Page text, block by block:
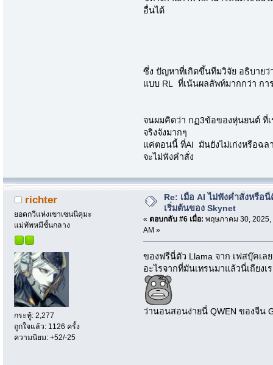
อื่นได้
ซึ่ง ปัญหาที่เกิดขึ้นทีมวิจัย อธิบายว่
แบบ RL ที่เน้นผลลัพท์มากกว่า กา
จนผมคิดว่า กฏ3ข้อของหุ่นยนต์ ที่
จริงจังมากๆ
แค่ตอนนี้ ที่AI มันยังไม่เก่งหรือฉล
จะไม่ฟังคำสั่ง
richter
ยอดกวีแห่งเขาเซนนิคุมะ
แม่ทัพหมีชั้นกลาง
กระทู้: 2,277
ถูกใจแล้ว: 1126 ครั้ง
ความนิยม: +52/-25
Re: เมื่อ AI ไม่ฟังค่ำสั่งหรือ
เริ่มต้นของ Skynet
« ตอบกลับ #6 เมื่อ: พฤษภาคม 30, 2025,
AM »
ของฟรีนี่ตัว Llama จาก เฟสบุ๊คเ
อะไรจากที่มันเทรนมาแล้วนี่เถียง
ว่านอนสอนง่ายนี่ QWEN ของจีน